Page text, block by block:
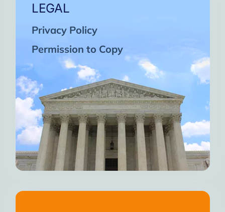
LEGAL
Privacy Policy
Permission to Copy